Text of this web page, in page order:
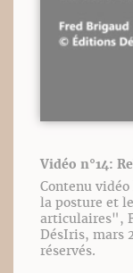
Vidéo n°14:
Contenu
la posture et
articulaires",
DésIris, mars
réservés.